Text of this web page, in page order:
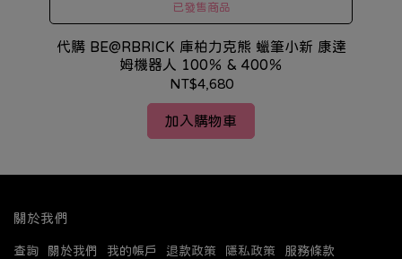
已發售商品
代購 BE@RBRICK 庫柏力克熊 蠟筆小新 康達
姆機器人 100％ & 400％
NT$4,680
加入購物車
關於我們
查詢 關於我們 我的帳戶 退款政策 隱私政策
服務條款